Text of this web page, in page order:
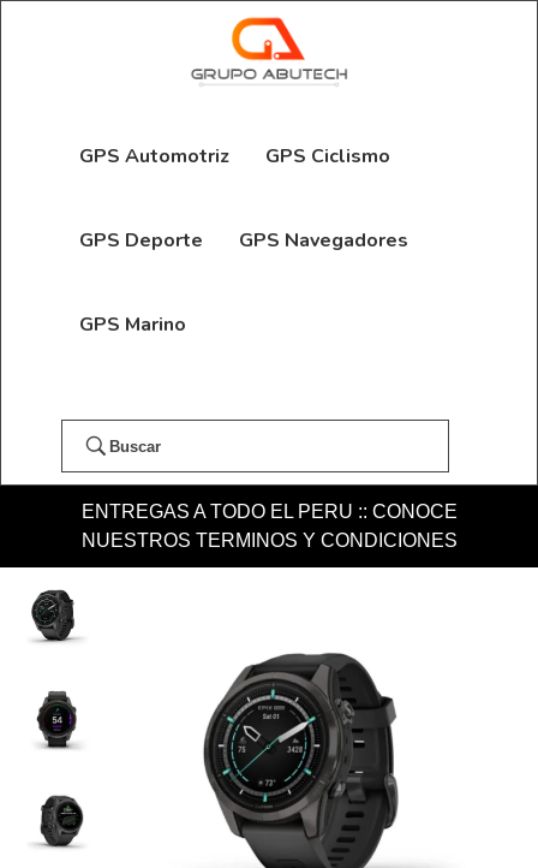
GPS Automotriz GPS Ciclismo
GPS Deporte GPS Navegadores
GPS Marino
Buscar
ENTREGAS A TODO EL PERU :: CONOCE
NUESTROS TERMINOS Y CONDICIONES